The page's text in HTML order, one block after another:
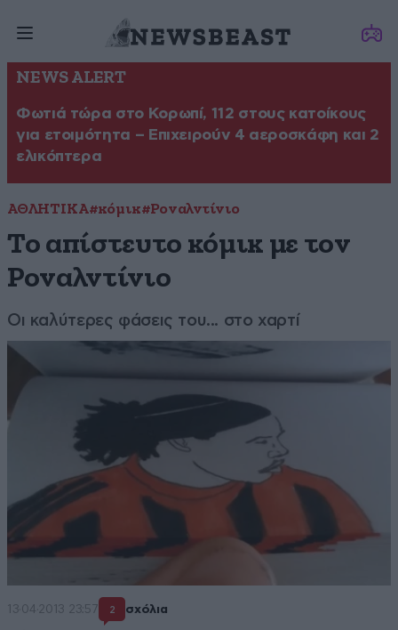
NEWS ALERT
Φωτιά τώρα στο Κορωπί, 112 στους κατοίκους
για ετοιμότητα – Επιχειρούν 4 αεροσκάφη και 2
ελικόπτερα
ΑΘΛΗΤΙΚΑ#κόμικ#Ροναλντίνιο
Το απίστευτο κόμικ με τον
Ροναλντίνιο
Οι καλύτερες φάσεις του... στο χαρτί
13·04·2013 23:57 2 σχόλια